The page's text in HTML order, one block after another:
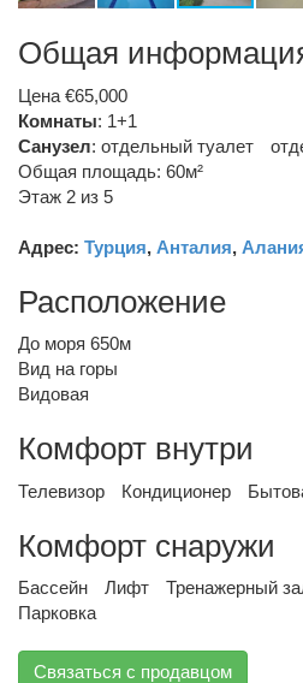
Общая
Цена €65,000
Комнаты: 1+1
Санузел: отдельный туалет
Общая площадь: 60м²
Этаж 2 из 5
Адрес: Турция, Анталия,
Расположение
До моря 650м
Вид на горы
Видовая
Комфорт внутри
Телевизор Кондиционер
Комфорт снаружи
Бассейн Лифт Тренажерный
Парковка
Связаться с продавцом